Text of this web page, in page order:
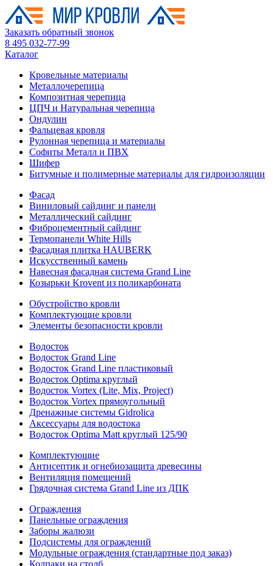
Заказать обратный звонок
8 495 032-77-99
Каталог
Кровельные материалы
Металлочерепица
Композитная черепица
ЦПЧ и Натуральная черепица
Ондулин
Фальцевая кровля
Рулонная черепица и материалы
Софиты Металл и ПВХ
Шифер
Битумные и полимерные материалы для гидроизоляции
Фасад
Виниловый сайдинг и панели
Металлический сайдинг
Фиброцементный сайдинг
Термопанели White Hills
Фасадная плитка HAUBERK
Искусственный камень
Навесная фасадная система Grand Line
Козырьки Krovent из поликарбоната
Обустройство кровли
Комплектующие кровли
Элементы безопасности кровли
Водосток
Водосток Grand Line
Водосток Grand Line пластиковый
Водосток Optima круглый
Водосток Vortex (Lite, Mix, Project)
Водосток Vortex прямоугольный
Дренажные системы Gidrolica
Аксессуары для водостока
Водосток Optima Matt круглый 125/90
Комплектующие
Антисептик и огнебиозащита древесины
Вентиляция помещений
Грядочная система Grand Line из ДПК
Ограждения
Панельные ограждения
Заборы жалюзи
Подсистемы для ограждений
Модульные ограждения (стандартные под заказ)
Колпаки на столб